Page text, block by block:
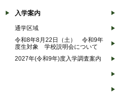
入学案内
通学区域
令和8年8月22日（土） 令和9年
度生対象 学校説明会について
2027年(令和9年)度入学調査案内